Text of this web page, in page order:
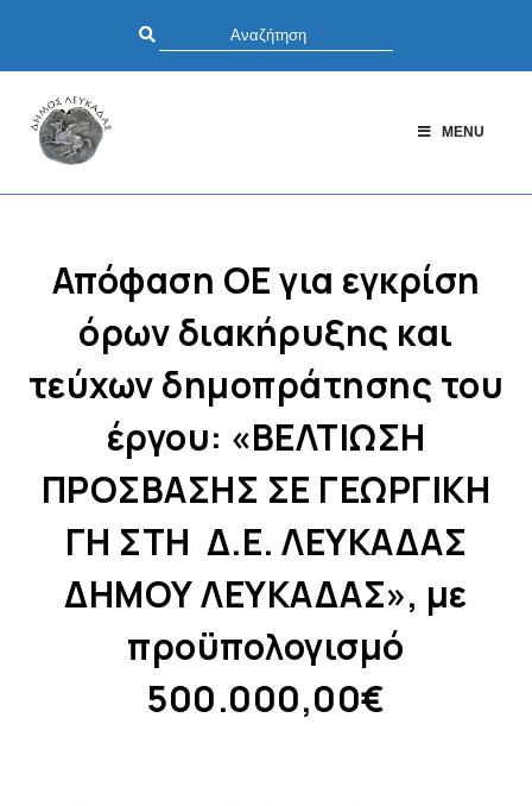
MENU
Απόφαση ΟΕ για εγκρίση
όρων διακήρυξης και
τεύχων δημοπράτησης του
έργου: «ΒΕΛΤΙΩΣΗ
ΠΡΟΣΒΑΣΗΣ ΣΕ ΓΕΩΡΓΙΚΗ
ΓΗ ΣΤΗ Δ.Ε. ΛΕΥΚΑΔΑΣ
ΔΗΜΟΥ ΛΕΥΚΑΔΑΣ», με
προϋπολογισμό
500.000,00€